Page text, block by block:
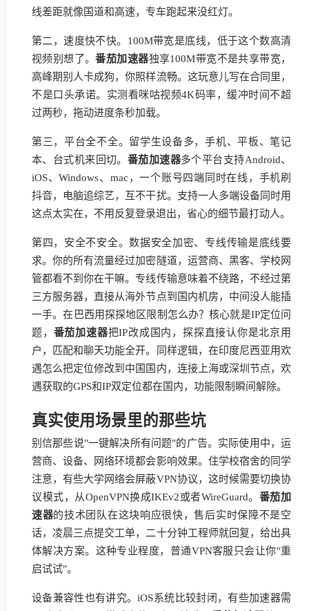
线差距就像国道和高速，专车跑起来没红灯。
第二，速度快不快。100M带宽是底线，低于这个数高清
视频别想了。番茄加速器独享100M带宽不是共享带宽，
高峰期别人卡成狗，你照样流畅。这玩意儿写在合同里，
不是口头承诺。实测看咪咕视频4K码率，缓冲时间不超
过两秒，拖动进度条秒加载。
第三，平台全不全。留学生设备多，手机、平板、笔记
本、台式机来回切。 番茄加速器多个平台支持Android、
iOS、Windows、mac，一个账号四端同时在线，手机刷
抖音，电脑追综艺，互不干扰。支持一人多端设备同时用
这点太实在，不用反复登录退出，省心的细节最打动人。
第四，安全不安全。数据安全加密、专线传输是底线要
求。你的所有流量经过加密隧道，运营商、黑客、学校网
管都看不到你在干嘛。专线传输意味着不绕路，不经过第
三方服务器，直接从海外节点到国内机房，中间没人能插
一手。在巴西用探探地区限制怎么办？核心就是IP定位问
题， 番茄加速器把IP改成国内，探探直接认你是北京用
户，匹配和聊天功能全开。同样逻辑，在印度尼西亚用欢
遇怎么把定位修改到中国国内，连接上海或深圳节点，欢
遇获取的GPS和IP双定位都在国内，功能限制瞬间解除。
真实使用场景里的那些坑
别信那些说"一键解决所有问题"的广告。实际使用中，运
营商、设备、网络环境都会影响效果。住学校宿舍的同学
注意，有些大学网络会屏蔽VPN协议，这时候需要切换协
议模式，从OpenVPN换成IKEv2或者WireGuard。 番茄加
速器的技术团队在这块响应很快，售后实时保障不是空
话，凌晨三点提交工单，二十分钟工程师就回复，给出具
体解决方案。这种专业程度，普通VPN客服只会让你"重
启试试"。
设备兼容性也有讲究。iOS系统比较封闭，有些加速器需